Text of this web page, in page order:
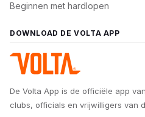
Beginnen met hardlopen
DOWNLOAD DE VOLTA APP
De Volta App is de officiële app
clubs, officials en vrijwilligers van